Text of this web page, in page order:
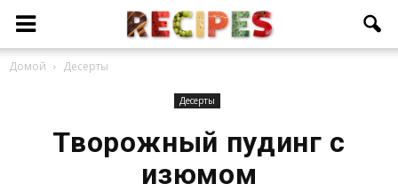
Домой Десерты
Десерты
Творожный пудинг с
изюмом